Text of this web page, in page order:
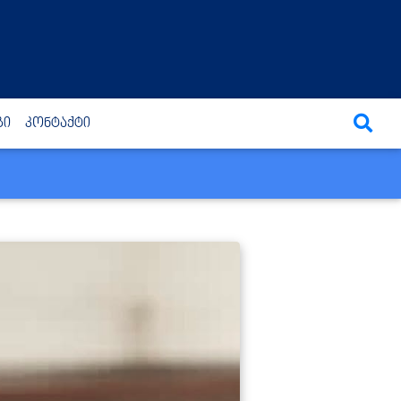
კონტაქტი